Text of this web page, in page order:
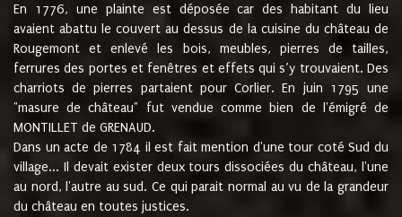
En 1776, une plainte est déposée car des habitant du lieu
avaient abattu le couvert au dessus de la cuisine du château de
Rougemont et enlevé les bois, meubles, pierres de tailles,
ferrures des portes et fenêtres et effets qui s’y trouvaient. Des
charriots de pierres partaient pour Corlier. En juin 1795 une
"masure de château" fut vendue comme bien de l'émigré de
MONTILLET de GRENAUD.
Dans un acte de 1784 il est fait mention d'une tour coté Sud du
village... Il devait exister deux tours dissociées du château, l'une
au nord, l'autre au sud. Ce qui parait normal au vu de la grandeur
du château en toutes justices.